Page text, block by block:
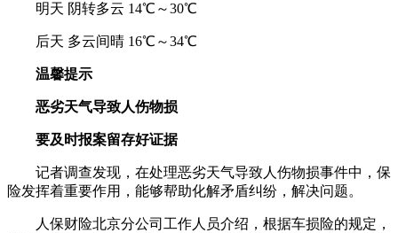
明天 阴转多云 14℃～30℃
后天 多云间晴 16℃～34℃
温馨提示
恶劣天气导致人伤物损
要及时报案留存好证据
记者调查发现，在处理恶劣天气导致人伤物损事件中，保
险发挥着重要作用，能够帮助化解矛盾纠纷，解决问题。
人保财险北京分公司工作人员介绍，根据车损险的规定，